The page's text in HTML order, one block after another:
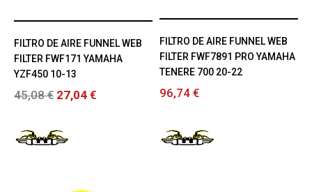
FILTRO DE AIRE FUNNEL WEB
FILTER FWF171 YAMAHA
YZF450 10-13
45,08 € 27,04 €
FILTRO DE AIRE FUNNEL WEB
FILTER FWF7891 PRO YAMAHA
TENERE 700 20-22
96,74 €